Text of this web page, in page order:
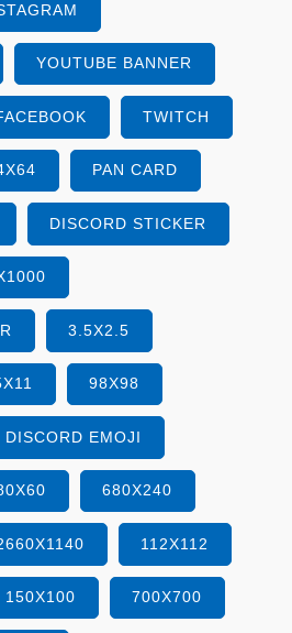
YOUTUBE BANNER
TWITCH
PAN CARD
DISCORD STICKER
3.5X2.5
98X98
DISCORD EMOJI
680X240
112X112
150X100 700X700